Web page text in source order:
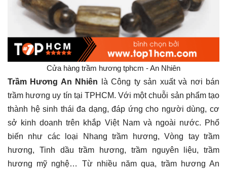
Cửa hàng trầm hương tphcm - An Nhiên
Trầm Hương An Nhiên là Công ty sản xuất và nơi bán
trầm hương uy tín tại TPHCM. Với một chuỗi sản phẩm tạo
thành hệ sinh thái đa dạng, đáp ứng cho người dùng, cơ
sở kinh doanh trên khắp Việt Nam và ngoài nước. Phổ
biến như các loại Nhang trầm hương, Vòng tay trầm
hương, Tinh dầu trầm hương, trầm nguyên liệu, trầm
hương mỹ nghệ… Từ nhiều năm qua, trầm hương An